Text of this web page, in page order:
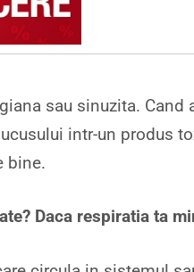
sau sinuzita.
intr-un produs
bine.
Daca respiratia ta